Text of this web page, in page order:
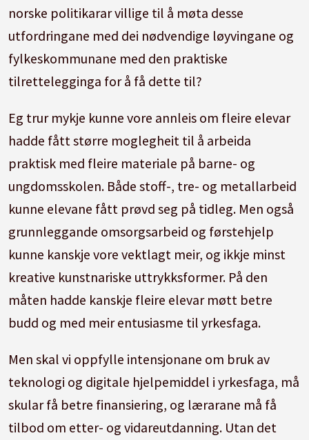
norske politikarar villige til å møta desse
utfordringane med dei nødvendige løyvingane og
fylkeskommunane med den praktiske
tilrettelegginga for å få dette til?
Eg trur mykje kunne vore annleis om fleire elevar
hadde fått større moglegheit til å arbeida
praktisk med fleire materiale på barne- og
ungdomsskolen. Både stoff-, tre- og metallarbeid
kunne elevane fått prøvd seg på tidleg. Men også
grunnleggande omsorgsarbeid og førstehjelp
kunne kanskje vore vektlagt meir, og ikkje minst
kreative kunstnariske uttrykksformer. På den
måten hadde kanskje fleire elevar møtt betre
budd og med meir entusiasme til yrkesfaga.
Men skal vi oppfylle intensjonane om bruk av
teknologi og digitale hjelpemiddel i yrkesfaga, må
skular få betre finansiering, og lærarane må få
tilbod om etter- og vidareutdanning. Utan det